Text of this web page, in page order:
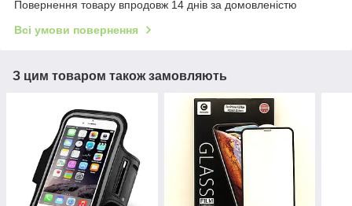
Повернення товару впродовж 14 днів за домовленістю
Всі умови повернення
З цим товаром також замовляють